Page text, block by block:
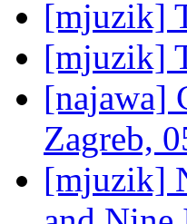
[mjuzik]
[mjuzik]
[najawa]
Zagreb,
[mjuzik]